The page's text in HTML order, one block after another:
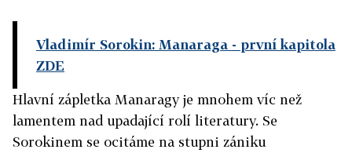
Vladimír Sorokin: Manaraga - první kapitola
ZDE
Hlavní zápletka Manaragy je mnohem víc než
lamentem nad upadající rolí literatury. Se
Sorokinem se ocitáme na stupni zániku